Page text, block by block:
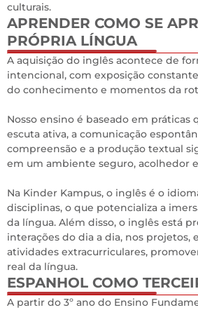
culturais.
APRENDER COMO SE
PRÓPRIA LÍNGUA
0
A aquisição do inglês acontece de
intencional, com exposição
do conhecimento e momentos da
Nosso ensino é baseado em práticas
escuta ativa, a comunicação
compreensão e a produção textual
em um ambiente seguro, acolhedor
Na Kinder Kampus, o inglês é o
disciplinas, o que potencializa a
da língua. Além disso, o inglês está
interações do dia a dia, nos projetos,
atividades extracurriculares,
real da língua.
ESPANHOL COMO
0
A partir do 3º ano do Ensino